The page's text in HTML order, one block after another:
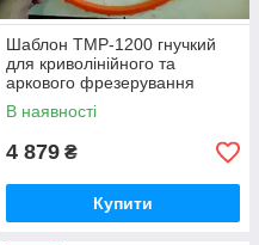
Шаблон TMP-1200 гнучкий
для криволінійного та
аркового фрезерування
В наявності
4 879 ₴
Купити